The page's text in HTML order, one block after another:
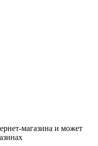
магазина и может